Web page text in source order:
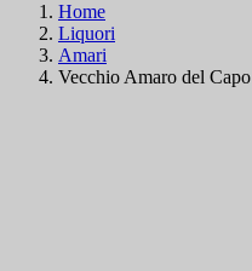
Home
Liquori
Amari
Vecchio Amaro del Capo